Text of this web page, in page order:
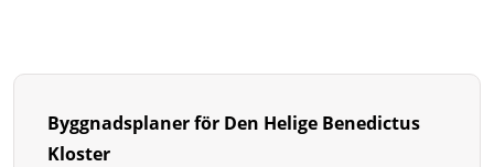
Byggnadsplaner för Den Helige Benedictus
Kloster